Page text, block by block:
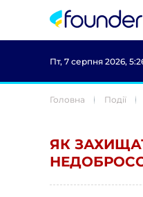
Пт, 7 серпня 2026,
Головна Події
ЯК